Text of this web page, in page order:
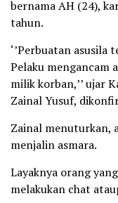
bernama AH (24),
tahun.
‘’Perbuatan
Pelaku mengancam
milik korban,’’ ujar
Zainal Yusuf,
Zainal menuturkan,
menjalin asmara.
Layaknya orang
melakukan chat